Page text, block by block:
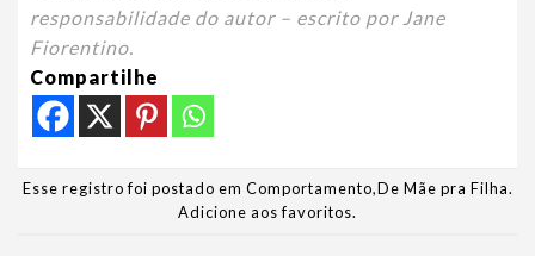
responsabilidade do autor – escrito por Jane
Fiorentino.
Compartilhe
Esse registro foi postado em Comportamento,De Mãe pra Filha.
Adicione aos favoritos.